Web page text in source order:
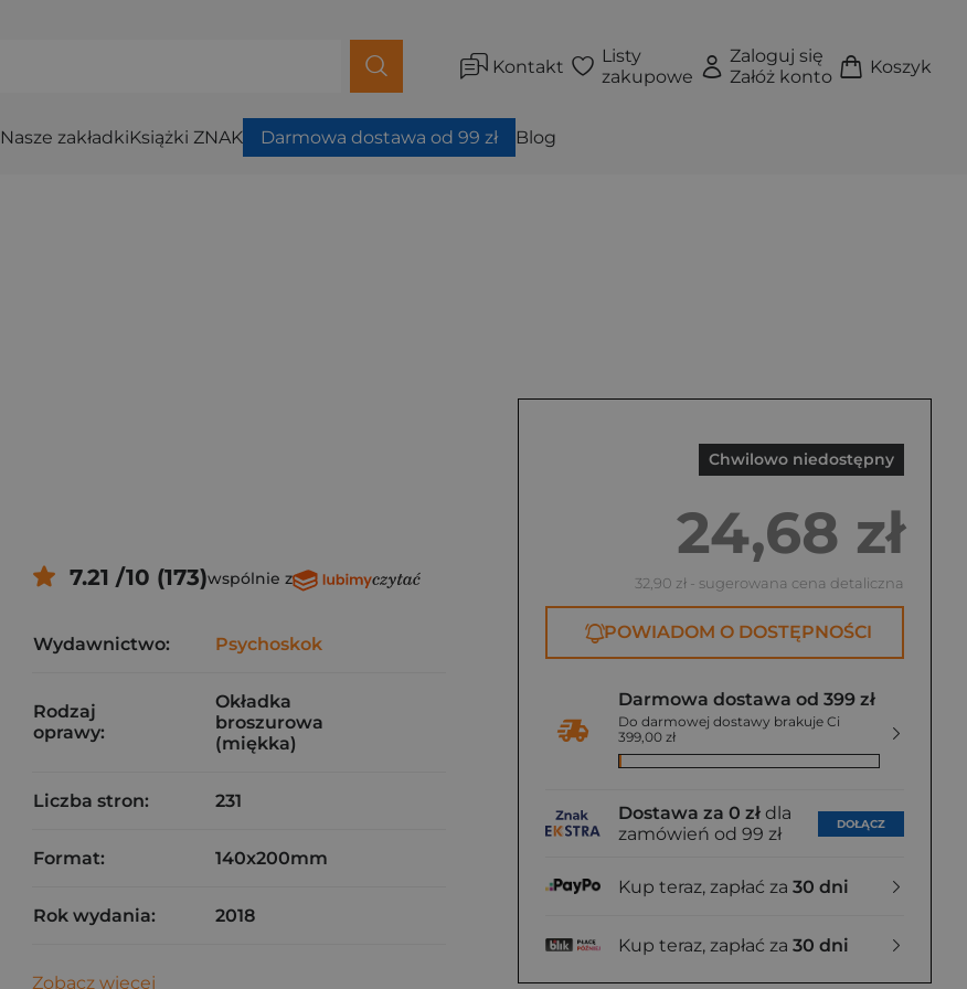
Kontakt
Listy
zakupowe
Zaloguj się
Załóż konto
Koszyk
Nasze zakładkiKsiążki ZNAK Darmowa dostawa od 99 zł Blog
Chwilowo niedostępny
24,68 zł
32,90 zł - sugerowana cena detaliczna
POWIADOM O DOSTĘPNOŚCI
Darmowa dostawa od 399 zł
Do darmowej dostawy brakuje Ci
399,00 zł
Dostawa za 0 zł dla
zamówień od 99 zł
DOŁĄCZ
Kup teraz, zapłać za 30 dni
Kup teraz, zapłać za 30 dni
7.21 /10 (173)wspólnie z
Wydawnictwo: Psychoskok
Rodzaj
oprawy:
Okładka
broszurowa
(miękka)
Liczba stron: 231
Format: 140x200mm
Rok wydania: 2018
Zobacz więcej